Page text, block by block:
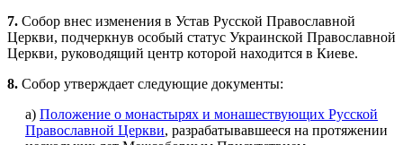
7. Собор внес изменения в Устав Русской Православной
Церкви, подчеркнув особый статус Украинской Православной
Церкви, руководящий центр которой находится в Киеве.
8. Собор утверждает следующие документы:
а) Положение о монастырях и монашествующих Русской
Православной Церкви, разрабатывавшееся на протяжении